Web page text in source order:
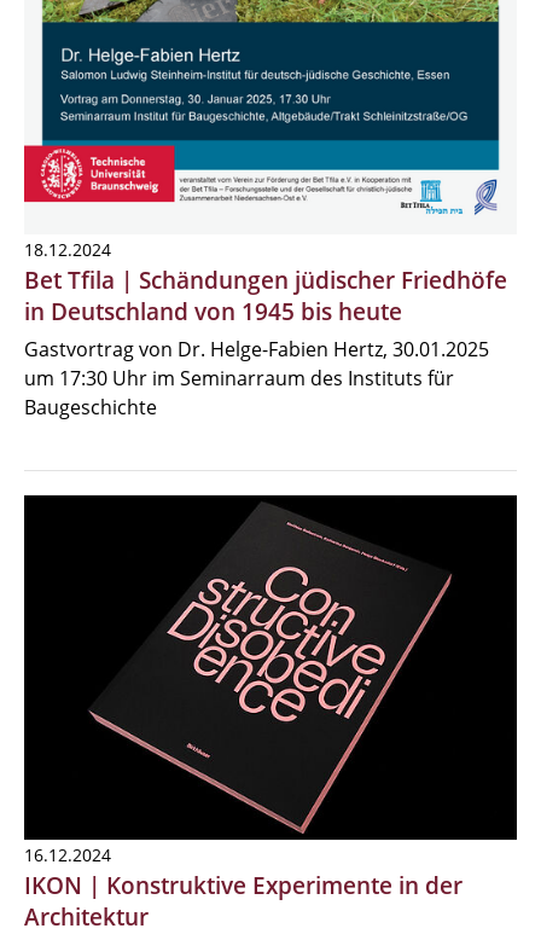
18.12.2024
Bet Tfila | Schändungen jüdischer Friedhöfe
in Deutschland von 1945 bis heute
Gastvortrag von Dr. Helge-Fabien Hertz, 30.01.2025
um 17:30 Uhr im Seminarraum des Instituts für
Baugeschichte
16.12.2024
IKON | Konstruktive Experimente in der
Architektur